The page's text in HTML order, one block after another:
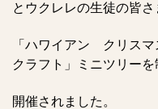
とウクレレの生徒の皆
「ハワイアン クリス
クラフト」ミニツリー
開催されました。